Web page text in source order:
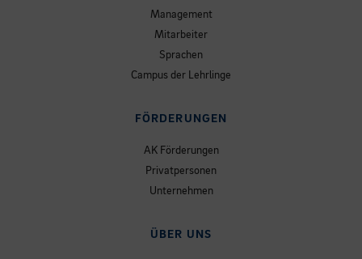
Management
Mitarbeiter
Sprachen
Campus der Lehrlinge
FÖRDERUNGEN
AK Förderungen
Privatpersonen
Unternehmen
ÜBER UNS